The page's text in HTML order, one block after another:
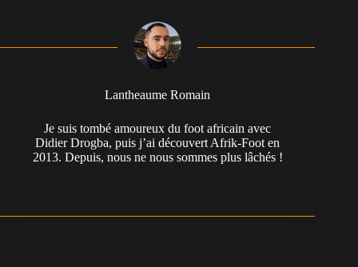
Lantheaume Romain
Je suis tombé amoureux du foot africain avec
Didier Drogba, puis j’ai découvert Afrik-Foot en
2013. Depuis, nous ne nous sommes plus lâchés !